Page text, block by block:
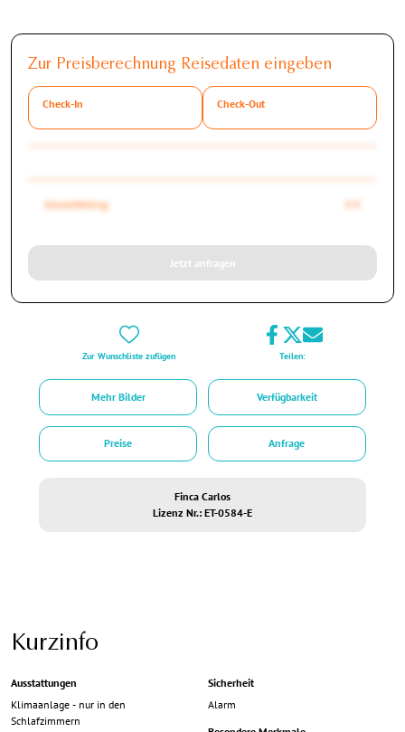
Zur Preisberechnung Reisedaten eingeben
Check-In Check-Out
Gesamtbetrag 0 €
Jetzt anfragen
Zur Wunschliste zufügen Teilen:
Mehr Bilder Verfügbarkeit
Preise Anfrage
Finca Carlos
Lizenz Nr.: ET-0584-E
Kurzinfo
Ausstattungen
Klimaanlage - nur in den
Schlafzimmern
Sicherheit
Alarm